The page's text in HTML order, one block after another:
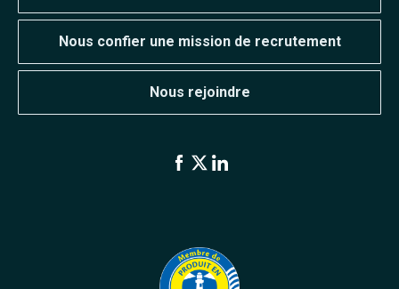
Nous confier une mission de recrutement
Nous rejoindre